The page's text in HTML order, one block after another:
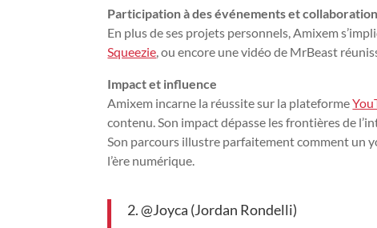
Participation à des événements et
En plus de ses projets personnels, Amixem
Squeezie , ou encore une vidéo de MrBeast
Impact et influence
Amixem incarne la réussite sur la plateforme
contenu. Son impact dépasse les frontières de
Son parcours illustre parfaitement comment un
l’ère numérique.
2. @Joyca (Jordan Rondelli)